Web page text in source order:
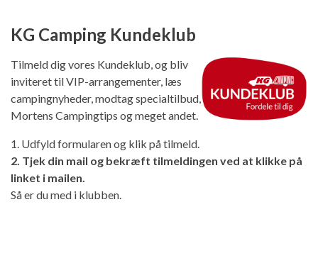
KG Camping Kundeklub
Tilmeld dig vores Kundeklub, og bliv
inviteret til VIP-arrangementer, læs
campingnyheder, modtag specialtilbud,
Mortens Campingtips og meget andet.
1. Udfyld formularen og klik på tilmeld.
2. Tjek din mail og bekræft tilmeldingen ved at klikke på
linket i mailen.
Så er du med i klubben.